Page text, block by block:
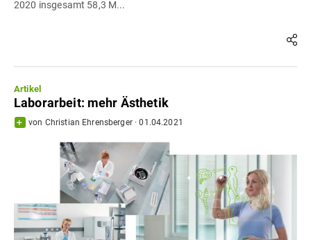
2020 insgesamt 58,3 M...
Artikel
Laborarbeit: mehr Ästhetik
von Christian Ehrensberger·01.04.2021